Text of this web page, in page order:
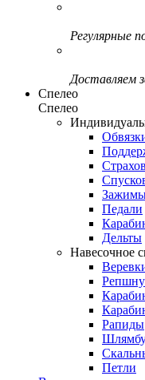
Регулярные
Доставляем
Спелео
Спелео
Педали
Дельты
Навесочное
Рапиды
Петли